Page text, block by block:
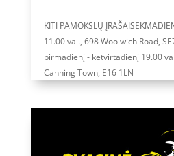
KITI PAMOKSLŲ
11.00 val., 698 Woolwich Road,
pirmadienį - ketvirtadienį 19.00
Canning Town, E16 1LN